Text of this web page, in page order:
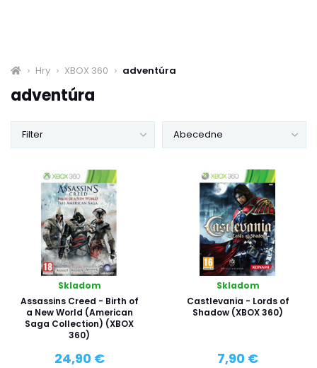
Hry XBOX 360 adventúra
adventúra
Abecedne
Filter
Skladom
Assassins Creed - Birth of
a New World (American
Saga Collection) (XBOX
360)
24,90 €
Skladom
Castlevania - Lords of
Shadow (XBOX 360)
7,90 €